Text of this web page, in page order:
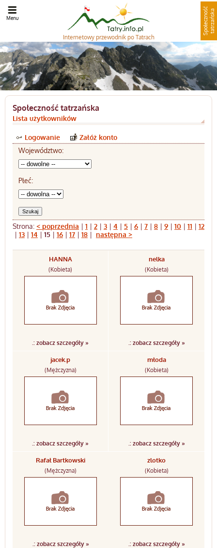
Internetowy przewodnik po Tatrach
S
p
o
ł
e
c
z
n
oś
ć
t
a
t
r
z
a
ń
s
ka
Menu
Społeczność tatrzańska
Lista użytkowników
Logowanie
Załóż konto
Województwo:
Płeć:
Strona: < poprzednia | 1 | 2 | 3 | 4 | 5 | 6 | 7 | 8 | 9 | 10 | 11 | 12
| 13 | 14 | 15 | 16 | 17 | 18 | następna >
HANNA
(Kobieta)
.: zobacz szczegóły »
nelka
(Kobieta)
.: zobacz szczegóły »
jacek.p
(Mężczyzna)
.: zobacz szczegóły »
młoda
(Kobieta)
.: zobacz szczegóły »
Rafał Bartkowski
(Mężczyzna)
.: zobacz szczegóły »
zlotko
(Kobieta)
.: zobacz szczegóły »